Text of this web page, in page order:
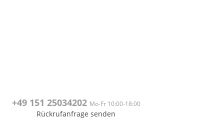
+49 151 25034202 Mo-Fr 10:00-18:00
Rückrufanfrage senden